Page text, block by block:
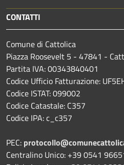
CONTATTI
Comune di Cattolica
Piazza Roosevelt 5 - 47841 -
Partita IVA: 00343840401
Codice Ufficio Fatturazione:
Codice ISTAT: 099002
Codice Catastale: C357
Codice IPA: c_c357
PEC:
Centralino Unico: +39 0541